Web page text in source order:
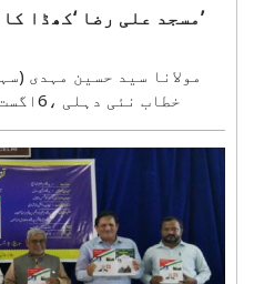
مولانا سید حسین مہدی
امسال بھی سید
مناسبت سے سید